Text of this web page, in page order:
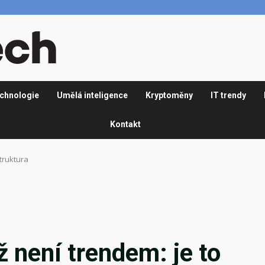
Umělá inteligence Kryptoměny IT trendy
Kontakt
není trendem: je to